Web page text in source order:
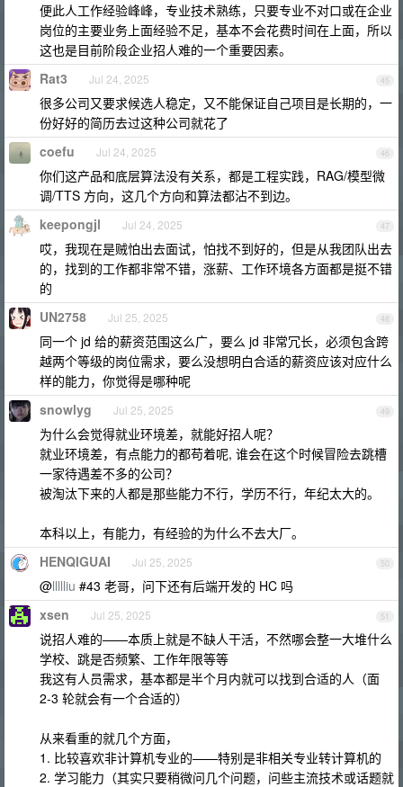
便此人工作经验峰峰，专业技术熟练，只要专业不对口或在企业
岗位的主要业务上面经验不足，基本不会花费时间在上面，所以
这也是目前阶段企业招人难的一个重要因素。
45
Rat3 Jul 24, 2025
很多公司又要求候选人稳定，又不能保证自己项目是长期的，一
份好好的简历去过这种公司就花了
46
coefu Jul 24, 2025
你们这产品和底层算法没有关系，都是工程实践，RAG/模型微
调/TTS 方向，这几个方向和算法都沾不到边。
47
keepongjl Jul 24, 2025
哎，我现在是贼怕出去面试，怕找不到好的，但是从我团队出去
的，找到的工作都非常不错，涨薪、工作环境各方面都是挺不错
的
48
UN2758 Jul 25, 2025
同一个 jd 给的薪资范围这么广，要么 jd 非常冗长，必须包含跨
越两个等级的岗位需求，要么没想明白合适的薪资应该对应什么
样的能力，你觉得是哪种呢
49
snowlyg Jul 25, 2025
为什么会觉得就业环境差，就能好招人呢？
就业环境差，有点能力的都苟着呢, 谁会在这个时候冒险去跳槽
一家待遇差不多的公司？
被淘汰下来的人都是那些能力不行，学历不行，年纪太大的。
本科以上，有能力，有经验的为什么不去大厂。
50
HENQIGUAI Jul 25, 2025
@llllliu #43 老哥，问下还有后端开发的 HC 吗
51
xsen Jul 25, 2025
说招人难的——本质上就是不缺人干活，不然哪会整一大堆什么
学校、跳是否频繁、工作年限等等
我这有人员需求，基本都是半个月内就可以找到合适的人（面
2-3 轮就会有一个合适的）
从来看重的就几个方面，
1. 比较喜欢非计算机专业的——特别是非相关专业转计算机的
2. 学习能力（其实只要稍微问几个问题，问些主流技术或话题就